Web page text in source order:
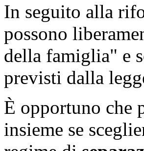
In seguito alla
possono
della famiglia" e
previsti dalla
È opportuno che
insieme se